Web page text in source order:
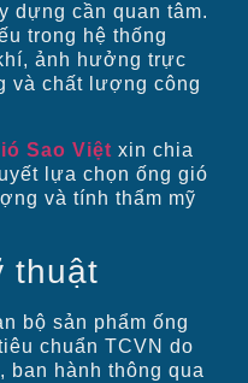
dựng cần quan tâm.
trong hệ thống
ảnh hưởng trực
và chất lượng công
Sao Việt xin chia
lựa chọn ống gió
và tính thẩm mỹ
thuật
bộ sản phẩm ống
chuẩn TCVN do
ban hành thông qua